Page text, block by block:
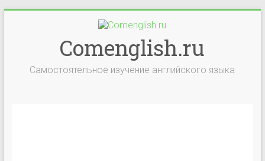
Comenglish.ru
Самостоятельное изучение английского языка